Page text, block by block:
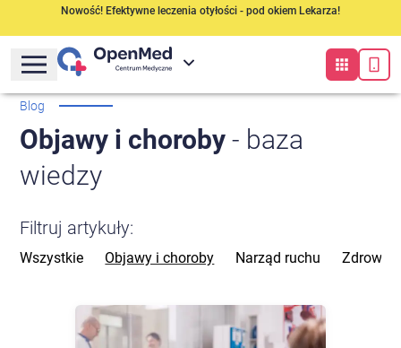
Nowość! Efektywne leczenia otyłości - pod okiem Lekarza!
Blog
Objawy i choroby - baza
wiedzy
Filtruj artykuły:
Wszystkie Objawy i choroby Narząd ruchu Zdrowie